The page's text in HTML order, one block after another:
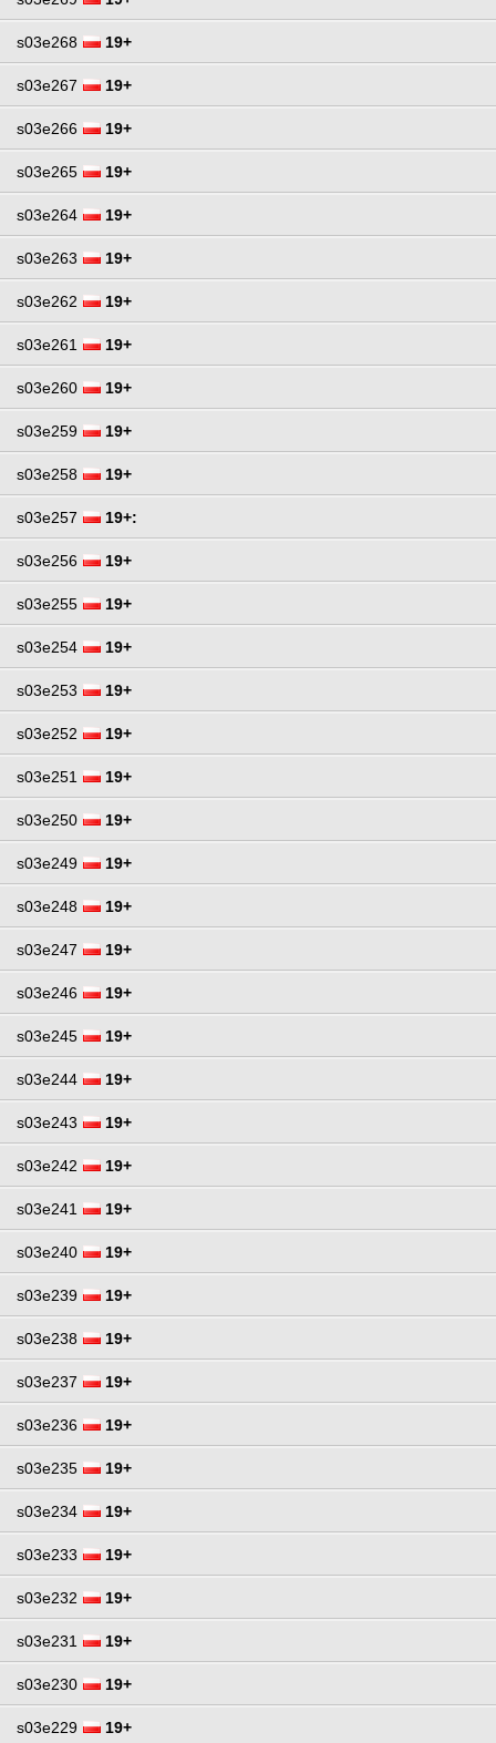
s03e268 19+
s03e267 19+
s03e266 19+
s03e265 19+
s03e264 19+
s03e263 19+
s03e262 19+
s03e261 19+
s03e260 19+
s03e259 19+
s03e258 19+
s03e257 19+:
s03e256 19+
s03e255 19+
s03e254 19+
s03e253 19+
s03e252 19+
s03e251 19+
s03e250 19+
s03e249 19+
s03e248 19+
s03e247 19+
s03e246 19+
s03e245 19+
s03e244 19+
s03e243 19+
s03e242 19+
s03e241 19+
s03e240 19+
s03e239 19+
s03e238 19+
s03e237 19+
s03e236 19+
s03e235 19+
s03e234 19+
s03e233 19+
s03e232 19+
s03e231 19+
s03e230 19+
s03e229 19+